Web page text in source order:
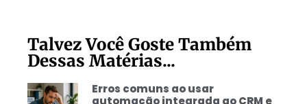
Talvez Você Goste Também
Dessas Matérias...
Erros comuns ao usar
automação integrada ao CRM e